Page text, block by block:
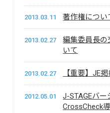
2013.03.11 著作権につい
2013.02.27
編集委員長の
いて
2013.02.27 【重要】JE
2012.05.01
J-STAGEバ
CrossCheck